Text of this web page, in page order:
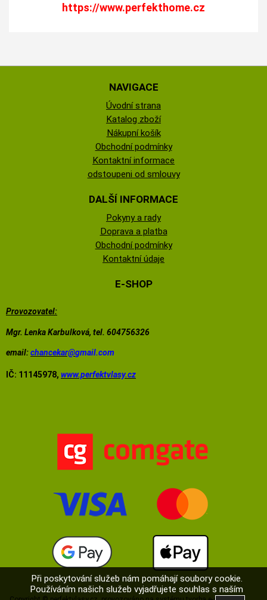
https://www.perfekthome.cz
NAVIGACE
Úvodní strana
Katalog zboží
Nákupní košík
Obchodní podmínky
Kontaktní informace
odstoupeni od smlouvy
DALŠÍ INFORMACE
Pokyny a rady
Doprava a platba
Obchodní podmínky
Kontaktní údaje
E-SHOP
Provozovatel:
Mgr. Lenka Karbulková, tel. 604756326
email:chancekar@gmail.com
IČ: 11145978, www.perfektvlasy.cz
Při poskytování služeb nám pomáhají soubory cookie.
Používáním našich služeb vyjadřujete souhlas s naším